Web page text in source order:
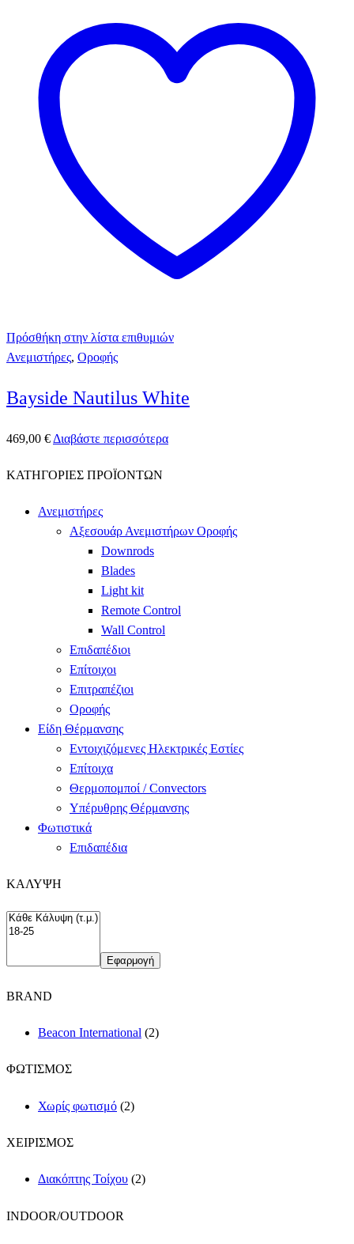
Πρόσθήκη στην λίστα επιθυμιών
Ανεμιστήρες, Οροφής
Bayside Nautilus White
469,00 € Διαβάστε περισσότερα
ΚΑΤΗΓΟΡΙΕΣ ΠΡΟΪΟΝΤΩΝ
Ανεμιστήρες
Αξεσουάρ Ανεμιστήρων Οροφής
Downrods
Blades
Light kit
Remote Control
Wall Control
Επιδαπέδιοι
Επίτοιχοι
Επιτραπέζιοι
Οροφής
Είδη Θέρμανσης
Εντοιχιζόμενες Ηλεκτρικές Εστίες
Επίτοιχα
Θερμοπομποί / Convectors
Υπέρυθρης Θέρμανσης
Φωτιστικά
Επιδαπέδια
ΚΑΛΥΨΗ
Εφαρμογή
BRAND
Beacon International (2)
ΦΩΤΙΣΜΟΣ
Χωρίς φωτισμό (2)
ΧΕΙΡΙΣΜΟΣ
Διακόπτης Τοίχου (2)
INDOOR/OUTDOOR